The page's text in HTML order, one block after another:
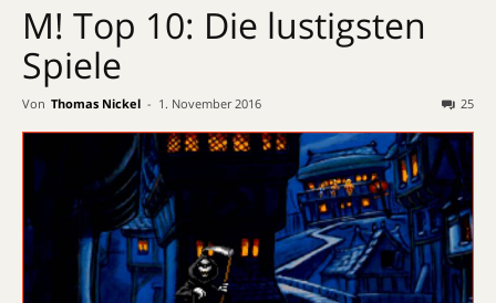
M! Top 10: Die lustigsten
Spiele
Von Thomas Nickel - 1. November 2016 25